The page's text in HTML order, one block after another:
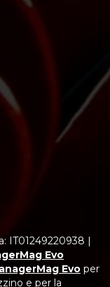
IT01249220938 |
Evo
Evo per
e per la